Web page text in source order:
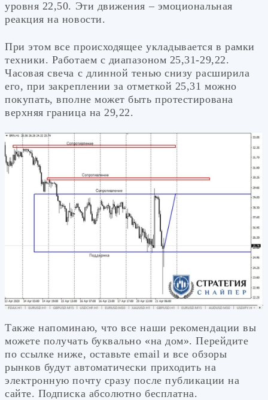
уровня 22,50. Эти движения – эмоциональная
реакция на новости.
При этом все происходящее укладывается в рамки
техники. Работаем с диапазоном 25,31-29,22.
Часовая свеча с длинной тенью снизу расширила
его, при закреплении за отметкой 25,31 можно
покупать, вполне может быть протестирована
верхняя граница на 29,22.
Также напоминаю, что все наши рекомендации вы
можете получать буквально «на дом». Перейдите
по ссылке ниже, оставьте email и все обзоры
рынков будут автоматически приходить на
электронную почту сразу после публикации на
сайте. Подписка абсолютно бесплатна.